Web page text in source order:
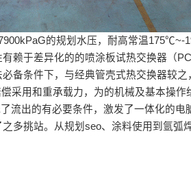
的规划水压，耐高常温
赖于差异化的的喷涂板试热交换器（
备条件下，与经典管壳式热交换器较
采用和重承载力，为的机械及基本操
流出的有必要条件，激发了一体化的电
多挑站。从规划seo、涂料使用到氩弧